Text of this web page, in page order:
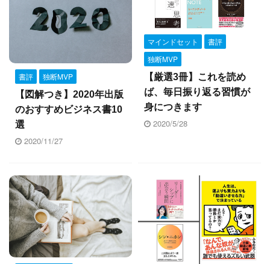
書評
独断MVP
【図解つき】2020年出版
のおすすめビジネス書10
選
2020/11/27
マインドセット
書評
独断MVP
【厳選3冊】これを読め
ば、毎日振り返る習慣が
身につきます
2020/5/28